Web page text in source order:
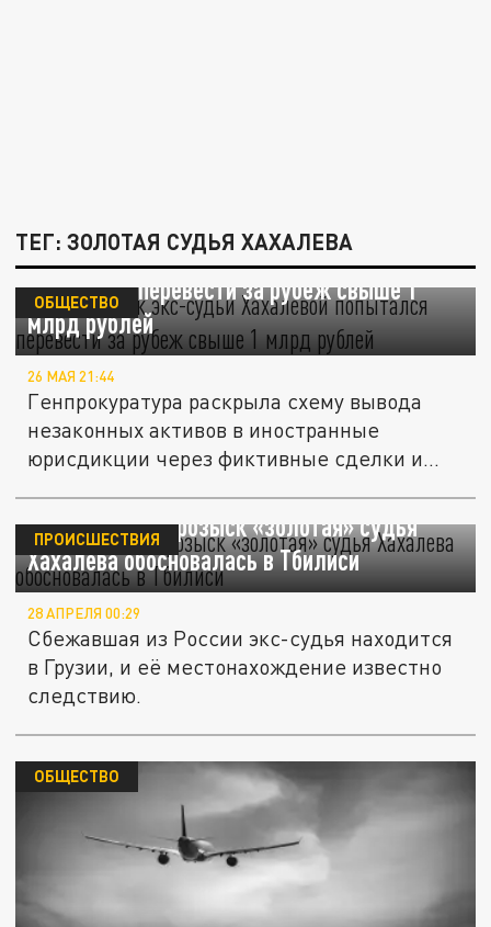
ТЕГ: ЗОЛОТАЯ СУДЬЯ ХАХАЛЕВА
Бывший муж экс-судьи Хахалевой
попытался перевести за рубеж свыше 1
млрд рублей
ОБЩЕСТВО
26 МАЯ 21:44
Генпрокуратура раскрыла схему вывода
незаконных активов в иностранные
юрисдикции через фиктивные сделки и...
Объявленная в розыск «золотая» судья
Хахалева обосновалась в Тбилиси
ПРОИСШЕСТВИЯ
28 АПРЕЛЯ 00:29
Сбежавшая из России экс-судья находится
в Грузии, и её местонахождение известно
следствию.
ОБЩЕСТВО